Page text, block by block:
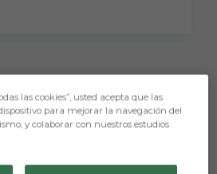
el primero!
las cookies”, usted acepta que las
para mejorar la navegación del
y colaborar con nuestros estudios